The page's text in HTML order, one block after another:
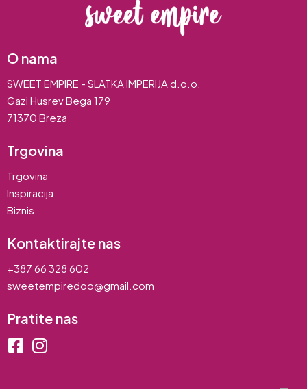
O nama
SWEET EMPIRE - SLATKA IMPERIJA d.o.o.
Gazi Husrev Bega 179
71370 Breza
Trgovina
Trgovina
Inspiracija
Biznis
Kontaktirajte nas
+387 66 328 602
sweetempiredoo@gmail.com
Pratite nas